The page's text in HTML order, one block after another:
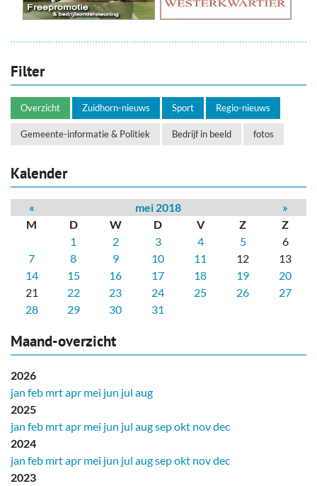
Filter
Overzicht Zuidhorn-nieuws Sport Regio-nieuws
Gemeente-informatie & Politiek Bedrijf in beeld fotos
Kalender
« mei 2018
»
M
D W D V Z
Z
1
2 3 4 5
6
7
8 9 10 11 12
13
14
15 16 17 18 19
20
21
22 23 24 25 26
27
28
29 30 31
Maand-overzicht
2026
jan feb mrtapr mei jun jul aug
2025
jan feb mrtapr mei jun jul augsepokt novdec
2024
jan feb mrtapr mei jun jul augsepokt novdec
2023